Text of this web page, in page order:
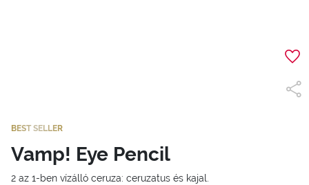
BEST SELLER
Vamp! Eye Pencil
2 az 1-ben vízálló ceruza: ceruzatus és kajal.